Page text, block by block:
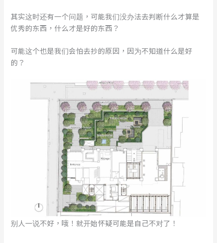
其实这时还有一个问题，可能我们没办法去判断什么才算是
优秀的东西，什么才是好的东西？
可能这个也是我们会怕去抄的原因，因为不知道什么是好
的？
别人一说不好，哦！就开始怀疑可能是自己不对了！